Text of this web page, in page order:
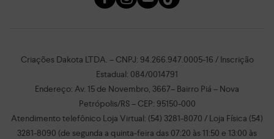
Criações Dakota LTDA. – CNPJ: 94.266.947.0005-16 / Inscrição
Estadual: 084/0014791
Endereço: Av. 15 de Novembro, 3667– Bairro Piá – Nova
Petrópolis/RS – CEP: 95150-000
Atendimento telefônico Loja Virtual: (54) 3281-8070 / Loja Física (54)
3281-8090 (de segunda a quinta-feira das 07:20 às 11:50 e 13:00 às